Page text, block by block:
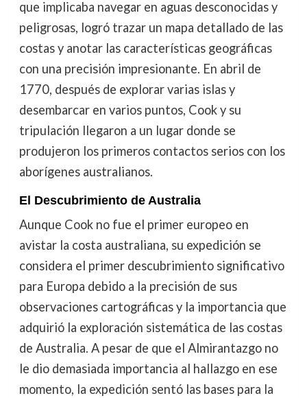
que implicaba navegar en aguas desconocidas y
peligrosas, logró trazar un mapa detallado de las
costas y anotar las características geográficas
con una precisión impresionante. En abril de
1770, después de explorar varias islas y
desembarcar en varios puntos, Cook y su
tripulación llegaron a un lugar donde se
produjeron los primeros contactos serios con los
aborígenes australianos.
El Descubrimiento de Australia
Aunque Cook no fue el primer europeo en
avistar la costa australiana, su expedición se
considera el primer descubrimiento significativo
para Europa debido a la precisión de sus
observaciones cartográficas y la importancia que
adquirió la exploración sistemática de las costas
de Australia. A pesar de que el Almirantazgo no
le dio demasiada importancia al hallazgo en ese
momento, la expedición sentó las bases para la